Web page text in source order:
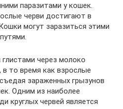
паразитами у кошек.
черви достигают в
могут заразиться этими
через молоко
то время как взрослые
зараженных грызунов
Одним из наиболее
круглых червей является